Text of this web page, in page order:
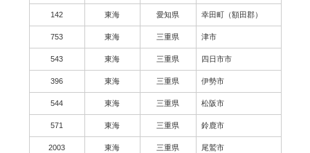
142 東海 愛知県 幸田町（額田郡）
753 東海 三重県 津市
543 東海 三重県 四日市市
396 東海 三重県 伊勢市
544 東海 三重県 松阪市
571 東海 三重県 鈴鹿市
2003 東海 三重県 尾鷲市